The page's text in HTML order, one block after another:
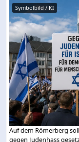
Symbolbild / KI
Auf dem Römerberg
gegen Judenhass